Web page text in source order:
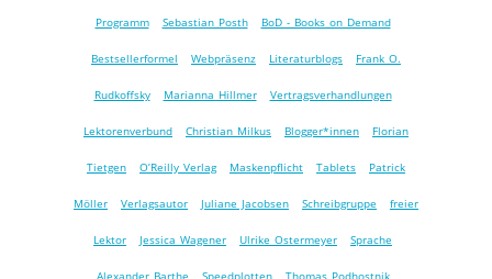
Programm Sebastian Posth BoD - Books on Demand
Bestsellerformel Webpräsenz Literaturblogs Frank O.
Rudkoffsky Marianna Hillmer Vertragsverhandlungen
Lektorenverbund Christian Milkus Blogger*innen Florian
Tietgen O’Reilly Verlag Maskenpflicht Tablets Patrick
Möller Verlagsautor Juliane Jacobsen Schreibgruppe freier
Lektor Jessica Wagener Ulrike Ostermeyer Sprache
Alexander Barthe Speedplotten Thomas Podhostnik